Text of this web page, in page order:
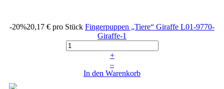
-20%20,17 € pro Stück Fingerpuppen „Tiere“ Giraffe L01-9770-
Giraffe-1
+
–
In den Warenkorb